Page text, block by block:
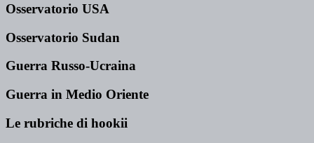
Osservatorio USA
Osservatorio Sudan
Guerra Russo-Ucraina
Guerra in Medio Oriente
Le rubriche di hookii